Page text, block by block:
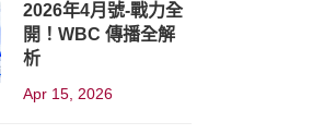
2026年4月號-戰力全
開！WBC 傳播全解
析
Apr 15, 2026